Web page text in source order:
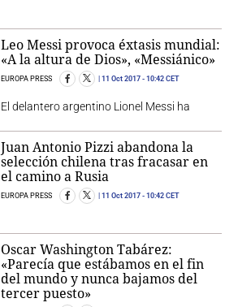
Leo Messi provoca éxtasis mundial:
«A la altura de Dios», «Messiánico»
EUROPA PRESS 11 Oct 2017 - 10:42 CET
El delantero argentino Lionel Messi ha
Juan Antonio Pizzi abandona la
selección chilena tras fracasar en
el camino a Rusia
EUROPA PRESS 11 Oct 2017 - 10:42 CET
Oscar Washington Tabárez:
«Parecía que estábamos en el fin
del mundo y nunca bajamos del
tercer puesto»